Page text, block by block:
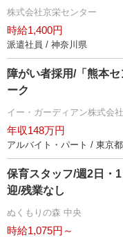
株式会社京栄センター
時給1,400円
派遣社員 / 神奈川県
障がい者採用/「熊本
ーク
イー・ガーディアン株式会社
年収148万円
アルバイト・パート / 東京都
保育スタッフ/週2日・
迎/残業なし
ぬくもりの森 中央
時給1,075円～